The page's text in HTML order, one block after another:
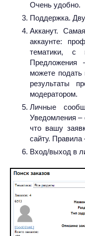
Очень удобно.
Поддержка.
Акканут.
аккаунте:
тематики, с
Предложения
можете
результаты
модератором.
Личные
Уведомления
что вашу
сайту.
Вход/выход в